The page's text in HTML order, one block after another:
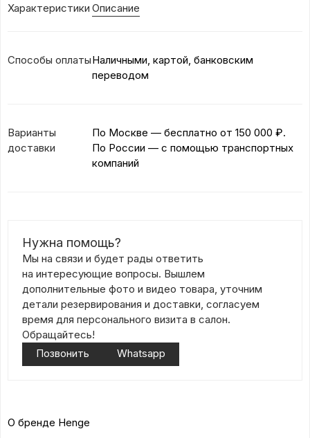
Характеристики Описание
Способы оплатыНаличными, картой, банковским
переводом
Варианты
доставки
По Москве — бесплатно от 150 000 ₽.
По России — с помощью транспортных
компаний
Нужна помощь?
Мы на связи и будет рады ответить
на интересующие вопросы. Вышлем
дополнительные фото и видео товара, уточним
детали резервирования и доставки, согласуем
время для персонального визита в салон.
Обращайтесь!
Позвонить
Whatsapp
О бренде Henge